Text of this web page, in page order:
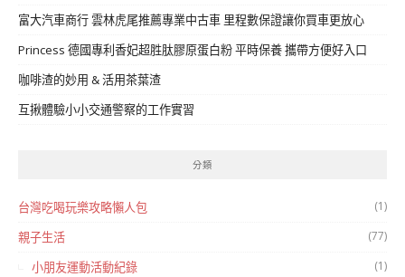
富大汽車商行 雲林虎尾推薦專業中古車 里程數保證讓你買車更放心
Princess 德國專利香妃超胜肽膠原蛋白粉 平時保養 攜帶方便好入口
咖啡渣的妙用 & 活用茶葉渣
互揪體驗小小交通警察的工作實習
分類
台灣吃喝玩樂攻略懶人包 (1)
親子生活 (77)
小朋友運動活動紀錄 (1)